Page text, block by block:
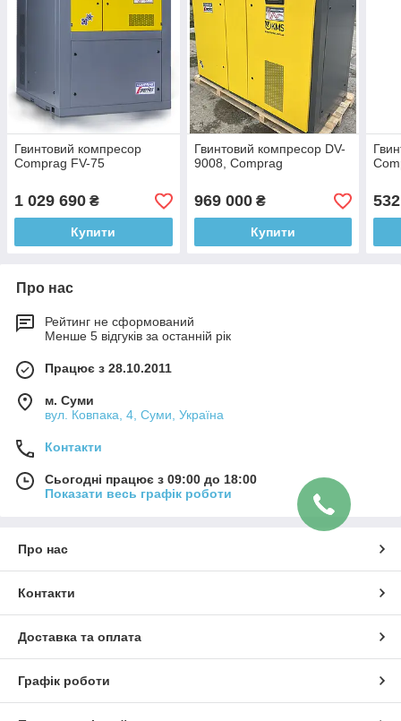
Гвинтовий компресор
Comprag FV-75
1 029 690 ₴
Купити
Гвинтовий компресор DV-
9008, Comprag
969 000₴
Купити
Про нас
Рейтинг не сформований
Менше 5 відгуків за останній рік
Працює з 28.10.2011
м. Суми
вул. Ковпака, 4, Суми, Україна
Контакти
Сьогодні працює з 09:00 до 18:00
Показати весь графік роботи
Про нас
Контакти
Доставка та оплата
Графік роботи